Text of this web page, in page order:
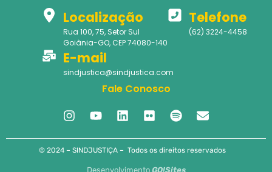
Localização
Rua 100, 75, Setor Sul
Goiânia-GO, CEP 74080-140
Telefone
(62) 3224-4458
E-mail
sindjustica@sindjustica.com
Fale Conosco
© 2024 – SINDJUSTIÇA – Todos os direitos reservados
Desenvolvimento GO!Sites